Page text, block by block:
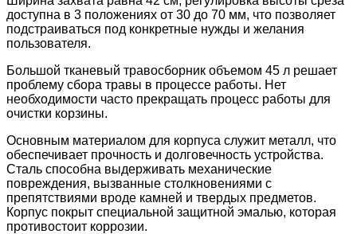
доступна в 3 положениях от 30 до 70 мм, что позволяет
подстраиваться под конкретные нужды и желания
пользователя.
Большой тканевый травосборник объемом 45 л решает
проблему сбора травы в процессе работы. Нет
необходимости часто прекращать процесс работы для
очистки корзины.
Основным материалом для корпуса служит металл, что
обеспечивает прочность и долговечность устройства.
Сталь способна выдерживать механические
повреждения, вызванные столкновениями с
препятствиями вроде камней и твердых предметов.
Корпус покрыт специальной защитной эмалью, которая
противостоит коррозии.